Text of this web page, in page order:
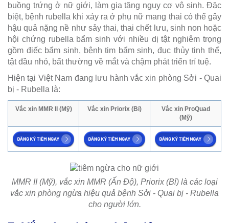
buồng trứng ở nữ giới, làm gia tăng nguy cơ vô sinh. Đặc
biệt, bệnh rubella khi xảy ra ở phụ nữ mang thai có thể gây
hậu quả nặng nề như sảy thai, thai chết lưu, sinh non hoặc
hội chứng rubella bẩm sinh với nhiều dị tật nghiêm trọng
gồm điếc bẩm sinh, bệnh tim bẩm sinh, đục thủy tinh thể,
tật đầu nhỏ, bất thường về mắt và chậm phát triển trí tuệ.
Hiện tại Việt Nam đang lưu hành vắc xin phòng Sởi - Quai
bị - Rubella là:
Vắc xin MMR II (Mỹ) Vắc xin Priorix (Bỉ)
Vắc xin ProQuad
(Mỹ)
MMR II (Mỹ), vắc xin MMR (Ấn Độ), Priorix (Bỉ) là các loại
vắc xin phòng ngừa hiệu quả bệnh Sởi - Quai bị - Rubella
cho người lớn.